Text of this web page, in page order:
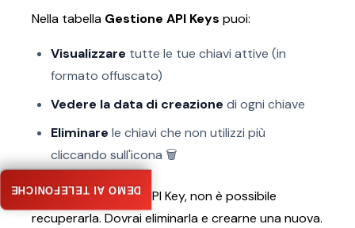
Nella tabella Gestione API Keys puoi:
Visualizzare tutte le tue chiavi attive (in
formato offuscato)
Vedere la data di creazione di ogni chiave
Eliminare le chiavi che non utilizzi più
cliccando sull'icona 🗑️
Nota:Se perdi una API Key, non è possibile
recuperarla. Dovrai eliminarla e crearne una nuova.
DEMO AI TELEFONICHE